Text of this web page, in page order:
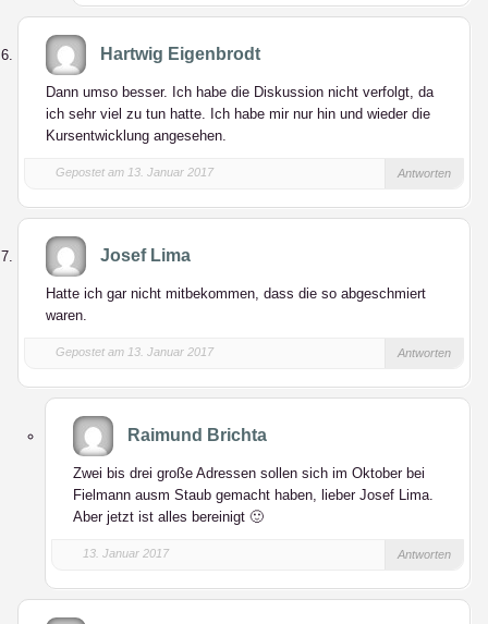
Hartwig Eigenbrodt
Dann umso besser. Ich habe die Diskussion nicht verfolgt, da
ich sehr viel zu tun hatte. Ich habe mir nur hin und wieder die
Kursentwicklung angesehen.
Gepostet am 13. Januar 2017 Antworten
Josef Lima
Hatte ich gar nicht mitbekommen, dass die so abgeschmiert
waren.
Gepostet am 13. Januar 2017 Antworten
Raimund Brichta
Zwei bis drei große Adressen sollen sich im Oktober bei
Fielmann ausm Staub gemacht haben, lieber Josef Lima.
Aber jetzt ist alles bereinigt 🙂
13. Januar 2017 Antworten